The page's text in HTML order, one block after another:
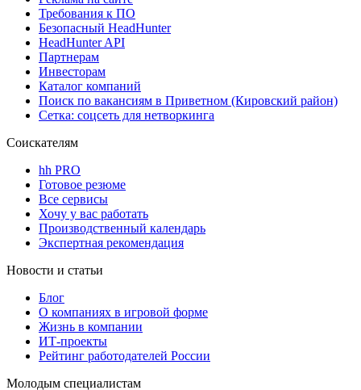
Требования к ПО
Безопасный HeadHunter
HeadHunter API
Партнерам
Инвесторам
Каталог компаний
Поиск по вакансиям в Приветном (Кировский район)
Сетка: соцсеть для нетворкинга
Соискателям
hh PRO
Готовое резюме
Все сервисы
Хочу у вас работать
Производственный календарь
Экспертная рекомендация
Новости и статьи
Блог
О компаниях в игровой форме
Жизнь в компании
ИТ-проекты
Рейтинг работодателей России
Молодым специалистам